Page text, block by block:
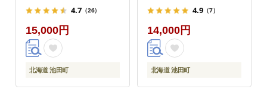
答 無添加 ローストビー
フ タレ付き
4.7 （26）
15,000円
北海道 池田町
120ml×14個 国産
4.9 （7）
14,000円
北海道 池田町